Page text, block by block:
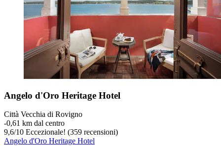
Angelo d'Oro Heritage Hotel
Città Vecchia di Rovigno
‐0,61 km dal centro
9,6/10 Eccezionale! (359 recensioni)
Angelo d'Oro Heritage Hotel